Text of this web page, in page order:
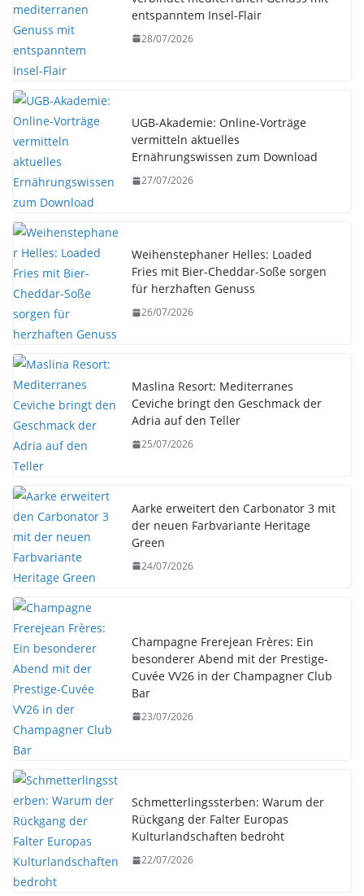
entspanntem Insel-Flair
28/07/2026
UGB-Akademie: Online-Vorträge
vermitteln aktuelles
Ernährungswissen zum Download
27/07/2026
Weihenstephaner Helles: Loaded
Fries mit Bier-Cheddar-Soße sorgen
für herzhaften Genuss
26/07/2026
Maslina Resort: Mediterranes
Ceviche bringt den Geschmack der
Adria auf den Teller
25/07/2026
Aarke erweitert den Carbonator 3 mit
der neuen Farbvariante Heritage
Green
24/07/2026
Champagne Frerejean Frères: Ein
besonderer Abend mit der Prestige-
Cuvée VV26 in der Champagner Club
Bar
23/07/2026
Schmetterlingssterben: Warum der
Rückgang der Falter Europas
Kulturlandschaften bedroht
22/07/2026